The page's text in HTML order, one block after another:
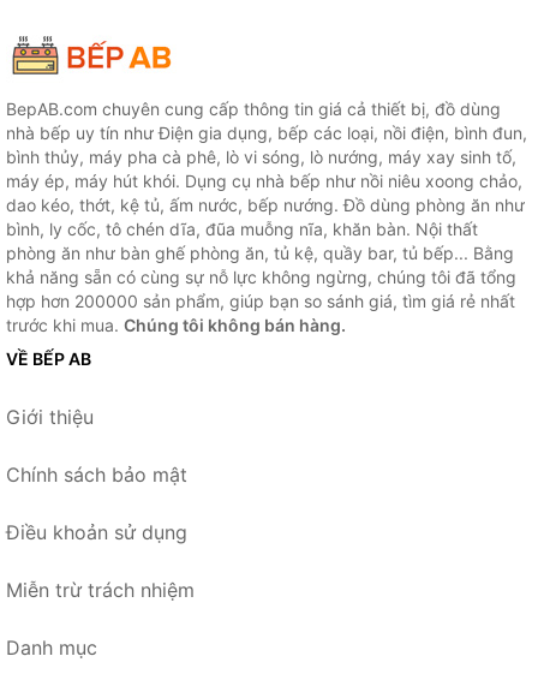
BepAB.com chuyên cung cấp thông tin giá cả thiết bị, đồ dùng
nhà bếp uy tín như Điện gia dụng, bếp các loại, nồi điện, bình đun,
bình thủy, máy pha cà phê, lò vi sóng, lò nướng, máy xay sinh tố,
máy ép, máy hút khói. Dụng cụ nhà bếp như nồi niêu xoong chảo,
dao kéo, thớt, kệ tủ, ấm nước, bếp nướng. Đồ dùng phòng ăn như
bình, ly cốc, tô chén dĩa, đũa muỗng nĩa, khăn bàn. Nội thất
phòng ăn như bàn ghế phòng ăn, tủ kệ, quầy bar, tủ bếp... Bằng
khả năng sẵn có cùng sự nỗ lực không ngừng, chúng tôi đã tổng
hợp hơn 200000 sản phẩm, giúp bạn so sánh giá, tìm giá rẻ nhất
trước khi mua. Chúng tôi không bán hàng.
VỀ BẾP AB
Giới thiệu
Chính sách bảo mật
Điều khoản sử dụng
Miễn trừ trách nhiệm
Danh mục